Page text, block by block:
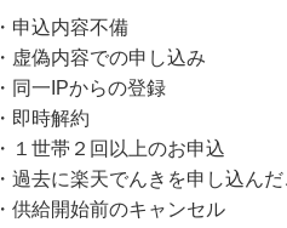
・申込内容不備
・虚偽内容での申し込み
・同一IPからの登録
・即時解約
・１世帯２回以上のお申込
・過去に楽天でんきを申し込ん
・供給開始前のキャンセル